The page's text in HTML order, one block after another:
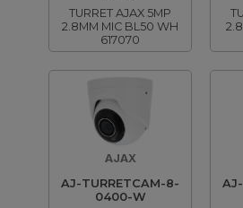
TURRET AJAX 5MP
2.8MM MIC BL50 WH
617070
AJAX
AJ-TURRETCAM-8-
0400-W